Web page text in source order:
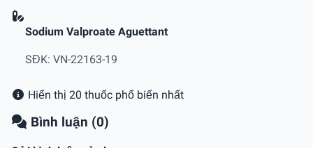
Sodium Valproate Aguettant
SĐK: VN-22163-19
Hiển thị 20 thuốc phổ biến nhất
Bình luận (0)